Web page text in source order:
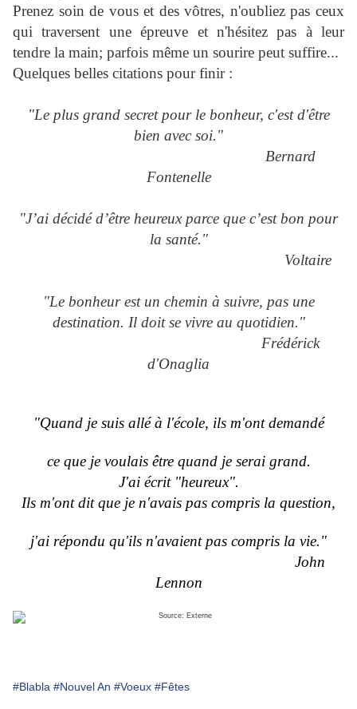
Prenez soin de vous et des vôtres, n'oubliez pas ceux
qui traversent une épreuve et n'hésitez pas à leur
tendre la main; parfois même un sourire peut suffire...
Quelques belles citations pour finir :
"Le plus grand secret pour le bonheur, c'est d'être
bien avec soi."
Bernard
Fontenelle
"J’ai décidé d’être heureux parce que c’est bon pour
la santé."
Voltaire
"Le bonheur est un chemin à suivre, pas une
destination. Il doit se vivre au quotidien."
Frédérick
d'Onaglia
"Quand je suis allé à l'école, ils m'ont demandé
ce que je voulais être quand je serai grand.
J'ai écrit "heureux".
Ils m'ont dit que je n'avais pas compris la question,
j'ai répondu qu'ils n'avaient pas compris la vie."
John
Lennon
#Blabla #Nouvel An #Voeux #Fêtes